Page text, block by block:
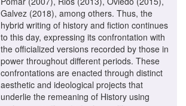
Galvez (2018), among others. Thus, the
hybrid writing of history and fiction continues
to this day, expressing its confrontation with
the officialized versions recorded by those in
power throughout different periods. These
confrontations are enacted through distinct
aesthetic and ideological projects that
underlie the remeaning of History using